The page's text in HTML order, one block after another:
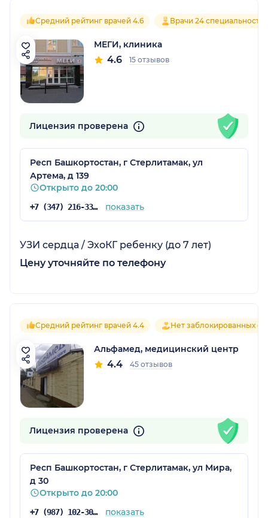
Средний рейтинг врачей 4.6 Врачи 24
МЕГИ, клиника
4.6 15 отзывов
Лицензия проверена
Респ Башкортостан, г Стерлитамак, ул
Артема, д 139
Открыто до 20:00
+7 (347) 216-33-33 показать
УЗИ сердца / ЭхоКГ ребенку (до 7 лет)
Цену уточняйте по телефону
Средний рейтинг врачей 4.4 Нет заблокированных
Альфамед, медицинский центр
4.4 45 отзывов
Лицензия проверена
Респ Башкортостан, г Стерлитамак, ул Мира,
д 30
Открыто до 20:00
+7 (987) 102-30-30 показать